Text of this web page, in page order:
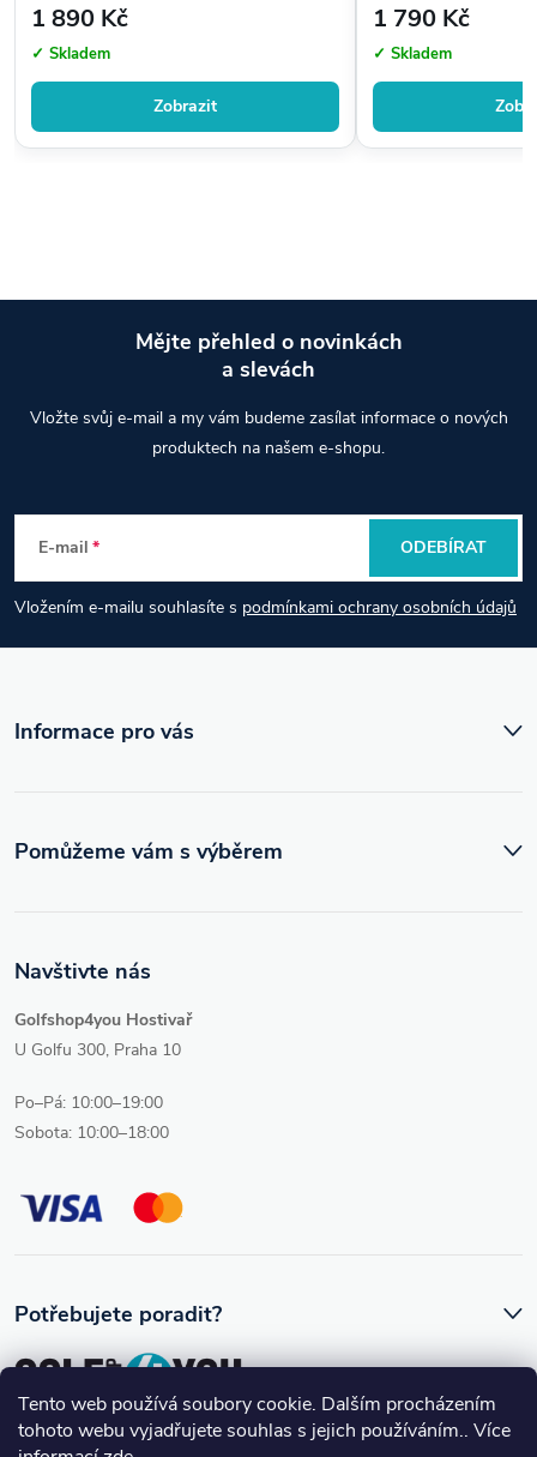
Tento web používá soubory cookie. Dalším procházením
tohoto webu vyjadřujete souhlas s jejich používáním.. Více
1 890 Kč
✓ Skladem
Zobrazit
1 790 Kč
✓ Skladem
p
a
t
Mějte přehled o novinkách
a slevách
Vložte svůj e-mail a my vám budeme zasílat informace o nových
produktech na našem e-shopu.
E-mail
Vložením e-mailu souhlasíte s podmínkami ochrany osobních údajů
ODEBÍRAT
Informace pro vás
Navštivte nás
Golfshop4you Hostivař
U Golfu 300, Praha 10
Po–Pá: 10:00–19:00
Sobota: 10:00–18:00
Pomůžeme vám s výběrem
Potřebujete poradit?
Ozve se vám skutečný člověk, který golfovému vybavení rozumí.